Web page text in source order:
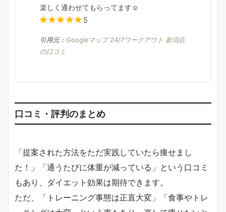
楽しく通わせてもらってます☺️
5
引用元： Googleマップ 24/7ワークアウト 新潟店
の口コミ
口コミ・評判のまとめ
「提案された方法をただ実践していたら痩せまし
た！」「通うたびに体重が減っている」という口コミ
もあり、ダイエット効果は期待できます。
ただ、「トレーニング事態は正直大変」「食事やトレ